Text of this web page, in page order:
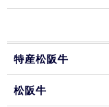
特産松阪牛
松阪牛